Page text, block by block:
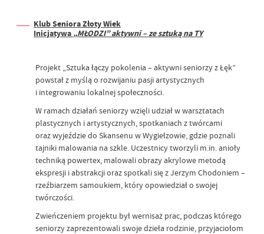
Klub Seniora Złoty Wiek
Inicjatywa „MŁODZI” aktywni – ze sztuką na TY
Projekt „Sztuka łączy pokolenia – aktywni seniorzy z Łęk”
powstał z myślą o rozwijaniu pasji artystycznych
i integrowaniu lokalnej społeczności.
W ramach działań seniorzy wzięli udział w warsztatach
plastycznych i artystycznych, spotkaniach z twórcami
oraz wyjeździe do Skansenu w Wygiełzowie, gdzie poznali
tajniki malowania na szkle. Uczestnicy tworzyli m.in. anioły
techniką powertex, malowali obrazy akrylowe metodą
ekspresji i abstrakcji oraz spotkali się z Jerzym Chodoniem –
rzeźbiarzem samoukiem, który opowiedział o swojej
twórczości.
Zwieńczeniem projektu był wernisaż prac, podczas którego
seniorzy zaprezentowali swoje dzieła rodzinie, przyjaciołom